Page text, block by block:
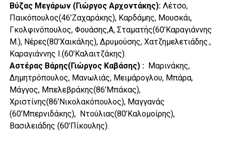
Βύζας Μεγάρων (Γιώργος Αρχοντάκης):Λέτσο,
Παικόπουλος(46’Ζαχαράκης), Καρδάμης, Μουσκάι,
Γκολφινόπουλος, Φουάσης,Α, Σταματής(60’Καραγιάννης
M.), Νέρες(80’Χαικάλης), Δρυμούσης, Χατζημελετιάδης.,
Καραγιάννης Ι.(60’Καλαιτζάκης).
Αστέρας Βάρης(Γιώργος Καβάσης) :Μαρινάκης,
Δημητρόπουλος, Μανωλιάς, Μειμάρογλου, Μπάρα,
Μάγγος, Μπελεβράκης(86’Μπάκας),
Χριστίνης(86’Νικολακόπουλος), Μαγγανάς
(60’Μπερνιδάκης), Ντούλιας(80’Καλομοίρης),
Βασιλειάδης (60’Πίκουλης).